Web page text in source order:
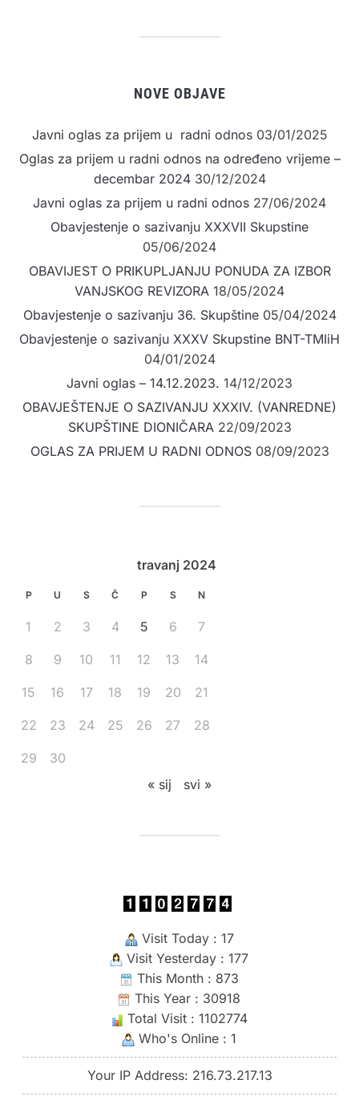
NOVE OBJAVE
Javni oglas za prijem u radni odnos 03/01/2025
Oglas za prijem u radni odnos na određeno vrijeme –
decembar 2024 30/12/2024
Javni oglas za prijem u radni odnos 27/06/2024
Obavjestenje o sazivanju XXXVII Skupstine
05/06/2024
OBAVIJEST O PRIKUPLJANJU PONUDA ZA IZBOR
VANJSKOG REVIZORA 18/05/2024
Obavjestenje o sazivanju 36. Skupštine 05/04/2024
Obavjestenje o sazivanju XXXV Skupstine BNT-TMIiH
04/01/2024
Javni oglas – 14.12.2023. 14/12/2023
OBAVJEŠTENJE O SAZIVANJU XXXIV. (VANREDNE)
SKUPŠTINE DIONIČARA 22/09/2023
OGLAS ZA PRIJEM U RADNI ODNOS 08/09/2023
travanj 2024
P U S Č P S N
1 2 3 4 5 6 7
8 9 10 11 12 13 14
15 16 17 18 19 20 21
22 23 24 25 26 27 28
29
30
« sij
svi »
Visit Today : 17
Visit Yesterday : 177
This Month : 873
This Year : 30918
Total Visit : 1102774
Who's Online : 1
Your IP Address: 216.73.217.13